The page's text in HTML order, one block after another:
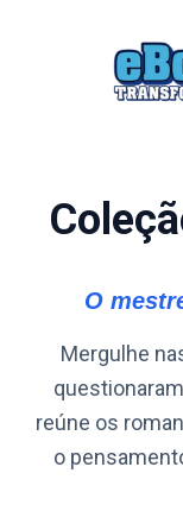
O
Mergulhe
reúne os
o